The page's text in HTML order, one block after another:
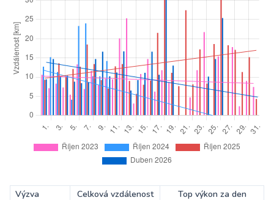
Výzva Celková vzdálenost
Top výkon za den